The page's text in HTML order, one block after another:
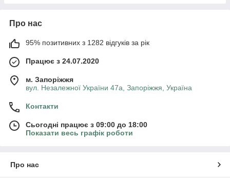
Про нас
95% позитивних з 1282 відгуків за рік
Працює з 24.07.2020
м. Запоріжжя
вул. Незалежної України 47а, Запоріжжя, Україна
Контакти
Сьогодні працює з 09:00 до 18:00
Показати весь графік роботи
Про нас